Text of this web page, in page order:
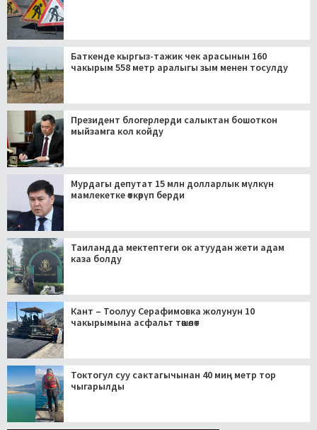
Баткенде кыргыз-тажик чек арасынын 160
чакырым 558 метр аралыгы зым менен тосулду
Президент блогерлерди салыктан бошоткон
мыйзамга кол койду
Мурдагы депутат 15 млн долларлык мүлкүн
мамлекетке өткөрүп берди
Таиландда мектептеги ок атуудан жети адам
каза болду
Кант – Тоолуу Серафимовка жолунун 10
чакырымына асфальт төшөлөт
Токтогул суу сактагычынан 40 миң метр тор
чыгарылды